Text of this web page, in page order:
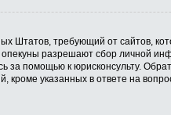
Штатов, требующий от сайтов,
разрешают сбор личной
помощью к юрисконсульту.
указанных в ответе на